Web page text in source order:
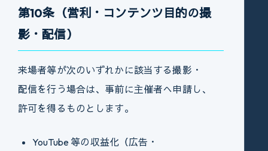
第10条（営利・コンテンツ目的の撮
影・配信）
来場者等が次のいずれかに該当する撮影・
配信を行う場合は、事前に主催者へ申請し、
許可を得るものとします。
YouTube 等の収益化（広告・